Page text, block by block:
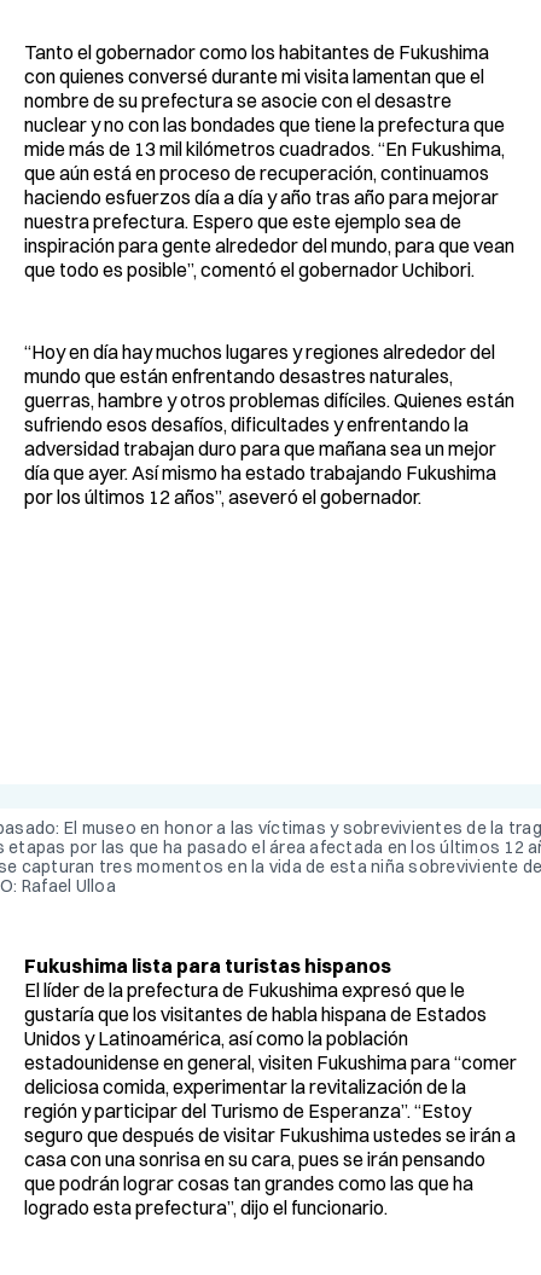
Tanto el gobernador como los habitantes de Fukushima
con quienes conversé durante mi visita lamentan que el
nombre de su prefectura se asocie con el desastre
nuclear y no con las bondades que tiene la prefectura que
mide más de 13 mil kilómetros cuadrados. “En Fukushima,
que aún está en proceso de recuperación, continuamos
haciendo esfuerzos día a día y año tras año para mejorar
nuestra prefectura. Espero que este ejemplo sea de
inspiración para gente alrededor del mundo, para que vean
que todo es posible”, comentó el gobernador Uchibori.
“Hoy en día hay muchos lugares y regiones alrededor del
mundo que están enfrentando desastres naturales,
guerras, hambre y otros problemas difíciles. Quienes están
sufriendo esos desafíos, dificultades y enfrentando la
adversidad trabajan duro para que mañana sea un mejor
día que ayer. Así mismo ha estado trabajando Fukushima
por los últimos 12 años”, aseveró el gobernador.
El museo en honor a las víctimas y sobrevivientes de la
por las que ha pasado el área afectada en los últimos 12
capturan tres momentos en la vida de esta niña sobreviviente
Rafael Ulloa
Fukushima lista para turistas hispanos
El líder de la prefectura de Fukushima expresó que le
gustaría que los visitantes de habla hispana de Estados
Unidos y Latinoamérica, así como la población
estadounidense en general, visiten Fukushima para “comer
deliciosa comida, experimentar la revitalización de la
región y participar del Turismo de Esperanza”. “Estoy
seguro que después de visitar Fukushima ustedes se irán a
casa con una sonrisa en su cara, pues se irán pensando
que podrán lograr cosas tan grandes como las que ha
logrado esta prefectura”, dijo el funcionario.